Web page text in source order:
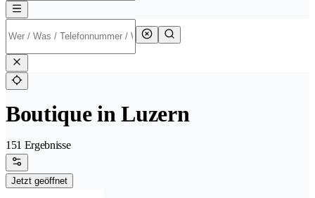
Boutique in Luzern
151 Ergebnisse
Jetzt geöffnet